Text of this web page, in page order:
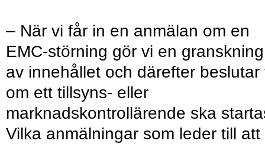
– När vi får in en anmälan om en
EMC-störning gör vi en granskning
av innehållet och därefter beslutar
om ett tillsyns- eller
marknadskontrollärende ska
Vilka anmälningar som leder till att